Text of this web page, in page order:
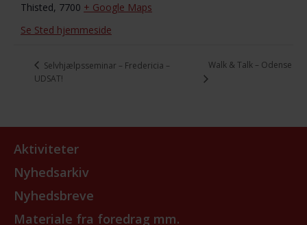
Thisted, 7700 + Google Maps
Se Sted hjemmeside
Selvhjælpsseminar – Fredericia –
UDSAT!
Walk & Talk – Odense
Aktiviteter
Nyhedsarkiv
Nyhedsbreve
Materiale fra foredrag mm.